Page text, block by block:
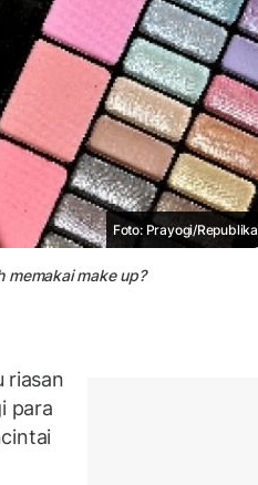
Foto: Prayogi/Republika
memakai make up?
riasan
para